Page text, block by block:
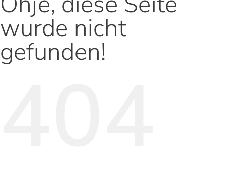
wurde nicht
gefunden!